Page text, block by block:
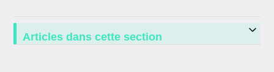
Articles dans cette section